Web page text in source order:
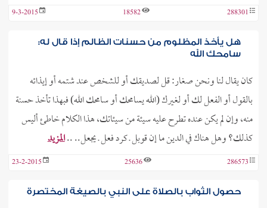
288301
18582
9-3-2015
هل يأخذ المظلوم من حسنات الظالم إذا قال له:
سامحك الله
كان يقال لنا ونحن صغار: قل لصديقك أو للشخص عند شتمه أو إيذائه
بالقول أو الفعل لك أو لغيرك (الله يسامحك أو سامحك الله) فبهذا تأخذ حسنة
منه، وإن لم يكن عنده تطرح عليه سيئة من سيئاتك، هذا الكلام خاطئ أليس
كذلك؟ وهل هناك في الدين ما إن قوبل ـ كرد فعل ـ يجعل.. ..المزيد
286573
25636
23-2-2015
حصول الثواب بالصلاة على النبي بالصيغة المختصرة